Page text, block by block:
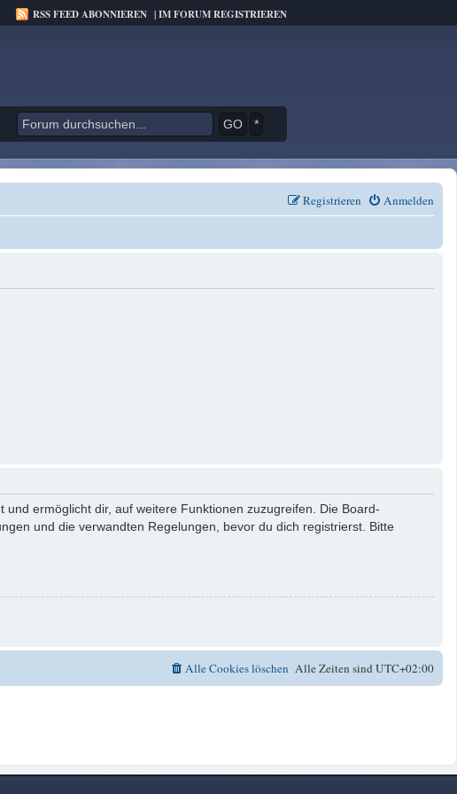
RSS FEED ABONNIEREN |IM FORUM REGISTRIEREN
*
Anmelden
Registrieren
ermöglicht dir, auf weitere Funktionen zuzugreifen. Die Board-
und die verwandten Regelungen, bevor du dich registrierst. Bitte
Alle Zeiten sindUTC+02:00
Alle Cookies löschen